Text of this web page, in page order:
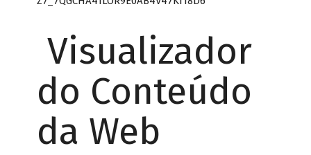
Visualizador
do Conteúdo
da Web